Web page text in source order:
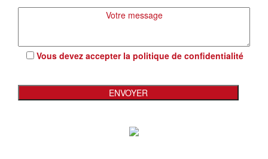
Vous devez accepter la politique de confidentialité